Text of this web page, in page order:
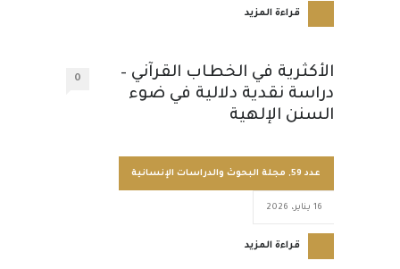
قراءة المزيد
الأكثرية في الخطاب القرآني –
دراسة نقدية دلالية في ضوء
السنن الإلهية
0
عدد 59 , مجلة البحوث والدراسات الإنسانية
16 يناير، 2026
قراءة المزيد